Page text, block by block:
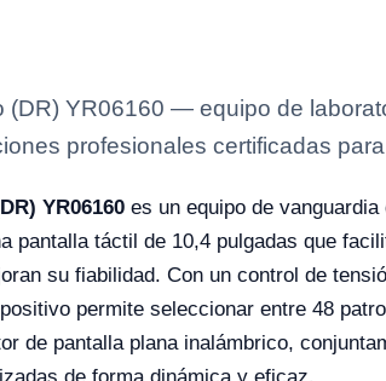
(DR) YR06160 — equipo de
profesionales certificadas
YR06160 es un equipo de
pantalla táctil de 10,4 pulgadas que
su fiabilidad. Con un control de
permite seleccionar entre 48
de pantalla plana inalámbrico,